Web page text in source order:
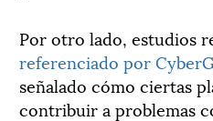
Por otro lado, estudios
referenciado por
señalado cómo ciertas
contribuir a problemas